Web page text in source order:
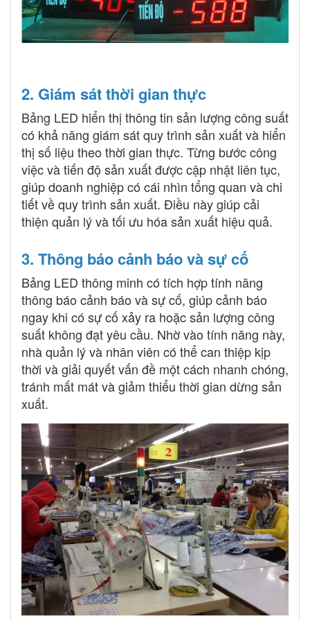
2. Giám sát thời gian thực
Bảng LED hiển thị thông tin sản lượng công suất
có khả năng giám sát quy trình sản xuất và hiển
thị số liệu theo thời gian thực. Từng bước công
việc và tiến độ sản xuất được cập nhật liên tục,
giúp doanh nghiệp có cái nhìn tổng quan và chi
tiết về quy trình sản xuất. Điều này giúp cải
thiện quản lý và tối ưu hóa sản xuất hiệu quả.
3. Thông báo cảnh báo và sự cố
Bảng LED thông minh có tích hợp tính năng
thông báo cảnh báo và sự cố, giúp cảnh báo
ngay khi có sự cố xảy ra hoặc sản lượng công
suất không đạt yêu cầu. Nhờ vào tính năng này,
nhà quản lý và nhân viên có thể can thiệp kịp
thời và giải quyết vấn đề một cách nhanh chóng,
tránh mất mát và giảm thiểu thời gian dừng sản
xuất.